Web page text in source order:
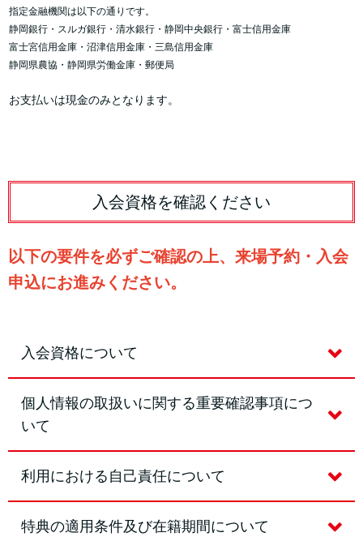
指定金融機関は以下の通りです。
静岡銀行・スルガ銀行・清水銀行・静岡中央銀行・富士信用金庫
富士宮信用金庫・沼津信用金庫・三島信用金庫
静岡県農協・静岡県労働金庫・郵便局
お支払いは現金のみとなります。
入会資格を確認ください
以下の要件を必ずご確認の上、来場予約・入会
申込にお進みください。
入会資格について
個人情報の取扱いに関する重要確認事項につ
いて
利用における自己責任について
特典の適用条件及び在籍期間について